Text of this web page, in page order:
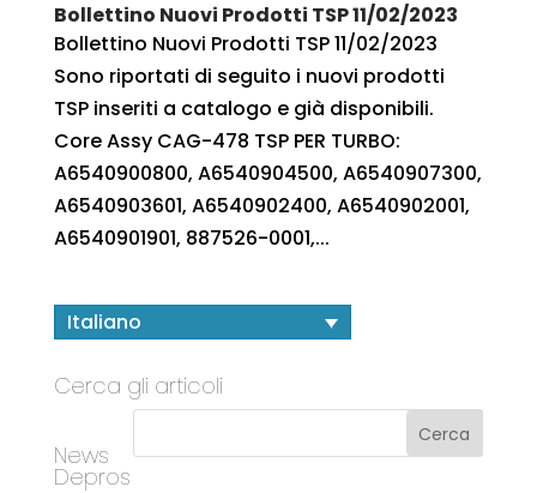
Bollettino Nuovi Prodotti TSP 11/02/2023
Bollettino Nuovi Prodotti TSP 11/02/2023
Sono riportati di seguito i nuovi prodotti
TSP inseriti a catalogo e già disponibili.
Core Assy CAG-478 TSP PER TURBO:
A6540900800, A6540904500, A6540907300,
A6540903601, A6540902400, A6540902001,
A6540901901, 887526-0001,...
Italiano
Cerca gli articoli
News
Depros